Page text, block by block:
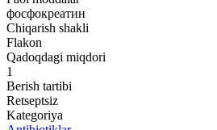
фосфокреатин
Chiqarish shakli
Flakon
Qadoqdagi miqdori
1
Berish tartibi
Retseptsiz
Kategoriya